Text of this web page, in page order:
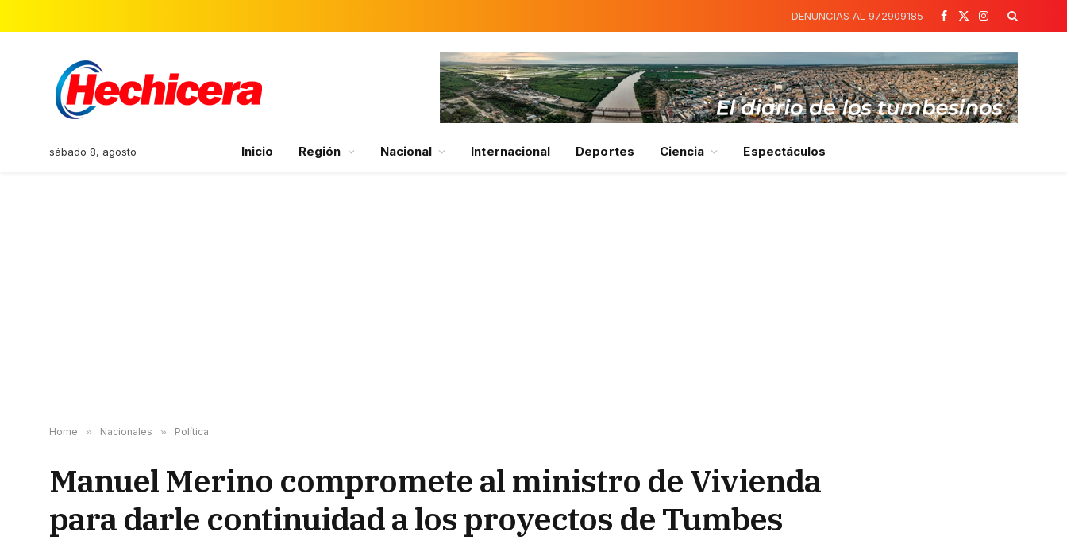
DENUNCIAS AL 972909185
Facebook
X
Instagram
sábado 8, agosto Inicio Región Nacional Internacional Deportes Ciencia Espectáculos
Home » Nacionales » Política
Manuel Merino compromete al ministro de Vivienda
para darle continuidad a los proyectos de Tumbes